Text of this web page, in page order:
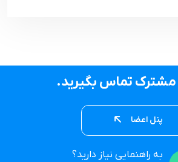
مشترک تماس بگیرید.
پنل اعضا
به راهنمایی نیاز دارید؟